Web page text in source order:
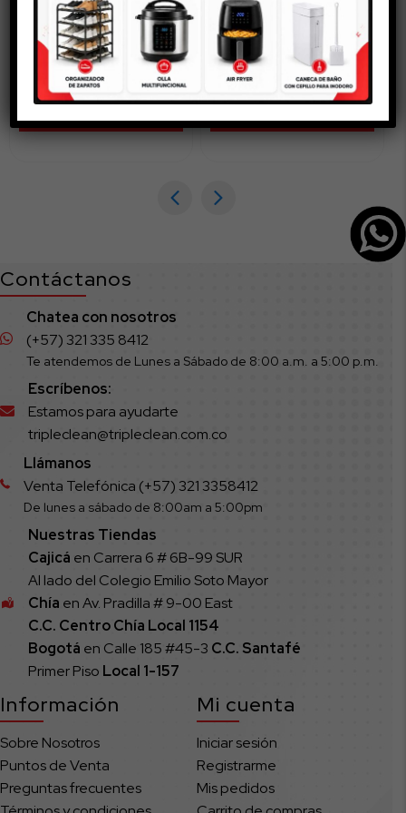
Silla de Bebé
$250.000
AÑADIR AL CARRITO
Dispensador Jabón
Lavaloza de lujo
$24.900
AÑADIR AL CARRITO
Contáctanos
Chatea con nosotros
(+57) 321 335 8412
Te atendemos de Lunes a Sábado de 8:00 a.m. a 5:00 p.m.
Escríbenos:
Estamos para ayudarte
tripleclean@tripleclean.com.co
Llámanos
Venta Telefónica (+57) 321 3358412
De lunes a sábado de 8:00am a 5:00pm
Nuestras Tiendas
Cajicá en Carrera 6 # 6B-99 SUR
Al lado del Colegio Emilio Soto Mayor
Chía en Av. Pradilla # 9-00 East
C.C. Centro Chía Local 1154
Bogotá en Calle 185 #45-3 C.C. Santafé
Primer Piso Local 1-157
Información
Sobre Nosotros
Puntos de Venta
Preguntas frecuentes
Mi cuenta
Iniciar sesión
Registrarme
Mis pedidos